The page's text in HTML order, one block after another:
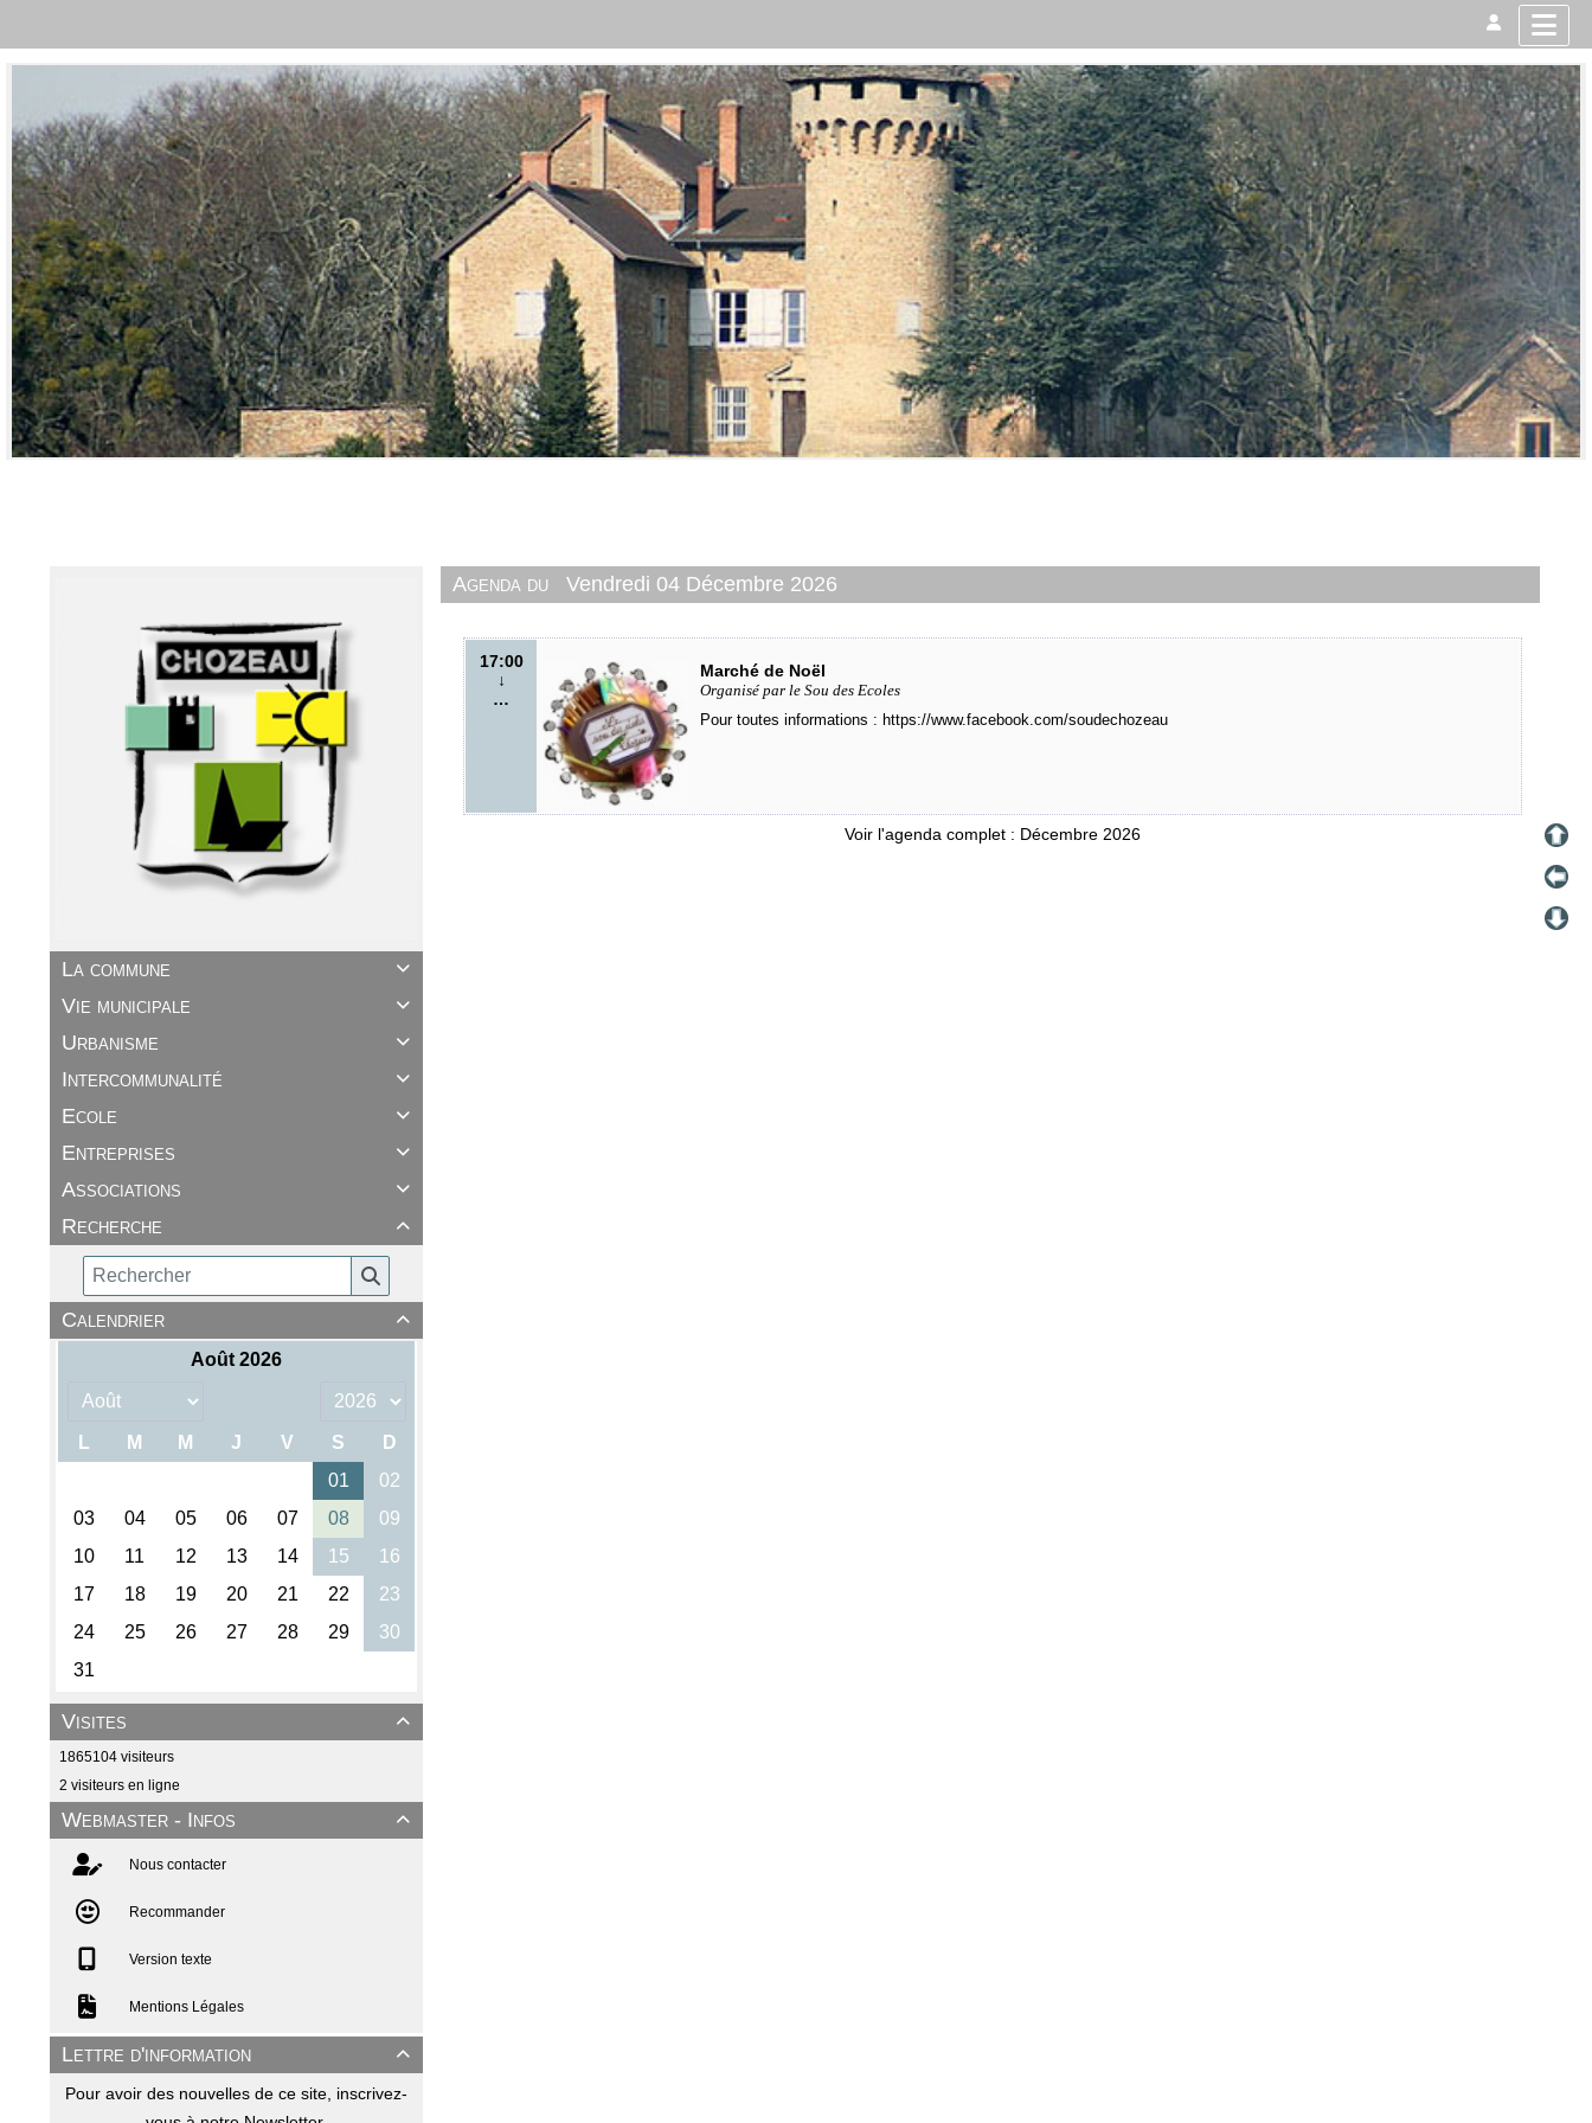

La commune

Vie municipale

Urbanisme

Intercommunalité

Ecole

Entreprises

Associations

Recherche

Calendrier

Visites
1865104 visiteurs
2 visiteurs en ligne

Webmaster - Infos
Nous contacter
Recommander
Version texte
Mentions Légales

Lettre d'information
Pour avoir des nouvelles de ce site, inscrivez-
Agenda du Vendredi 04 Décembre 2026
17:00
↓
…
Marché de Noël
Organisé par le Sou des Ecoles
Pour toutes informations : https://www.facebook.com/soudechozeau
Voir l'agenda complet : Décembre 2026